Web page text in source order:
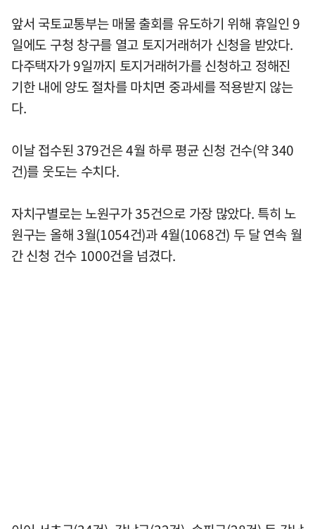
앞서 국토교통부는 매물 출회를 유도하기 위해 휴일인 9
일에도 구청 창구를 열고 토지거래허가 신청을 받았다.
다주택자가 9일까지 토지거래허가를 신청하고 정해진
기한 내에 양도 절차를 마치면 중과세를 적용받지 않는
다.
이날 접수된 379건은 4월 하루 평균 신청 건수(약 340
건)를 웃도는 수치다.
자치구별로는 노원구가 35건으로 가장 많았다. 특히 노
원구는 올해 3월(1054건)과 4월(1068건) 두 달 연속 월
간 신청 건수 1000건을 넘겼다.